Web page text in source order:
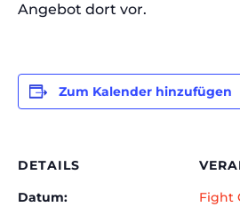
Angebot dort vor.
Zum Kalender hinzufügen
DETAILS
Datum:
Fight